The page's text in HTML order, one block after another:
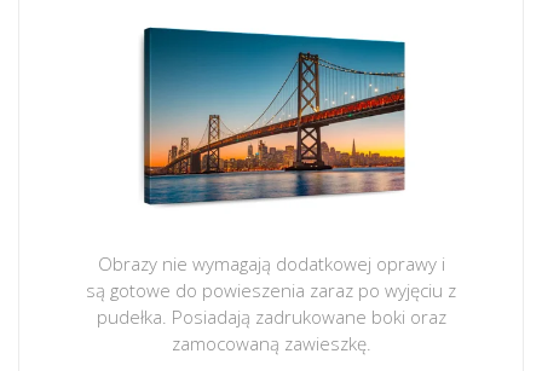
Obrazy nie wymagają dodatkowej oprawy i
są gotowe do powieszenia zaraz po wyjęciu z
pudełka. Posiadają zadrukowane boki oraz
zamocowaną zawieszkę.